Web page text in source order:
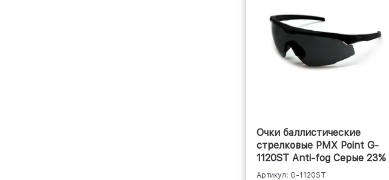
Очки баллистические
стрелковые PMX Point G-
1120ST Anti-fog Серые 23%
Артикул: G-1120ST